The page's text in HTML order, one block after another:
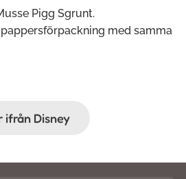
Pigg Sgrunt.
med samma
ifrån Disney